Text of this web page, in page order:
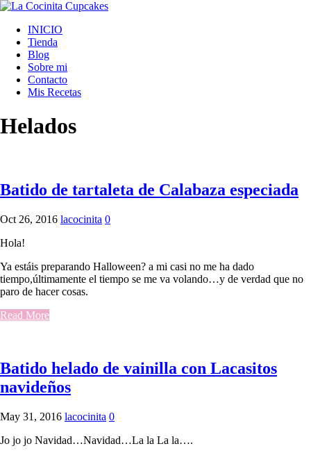
INICIO
Tienda
Blog
Sobre mi
Contacto
Mis Recetas
Helados
Batido de tartaleta de Calabaza especiada
Oct 26, 2016 lacocinita 0
Hola!
Ya estáis preparando Halloween? a mi casi no me ha dado
tiempo,últimamente el tiempo se me va volando…y de verdad que no
paro de hacer cosas.
Read More
Batido helado de vainilla con Lacasitos
navideños
May 31, 2016 lacocinita 0
Jo jo jo Navidad…Navidad…La la La la….